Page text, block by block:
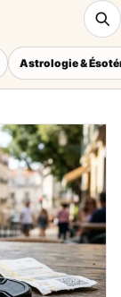
Astrologie &